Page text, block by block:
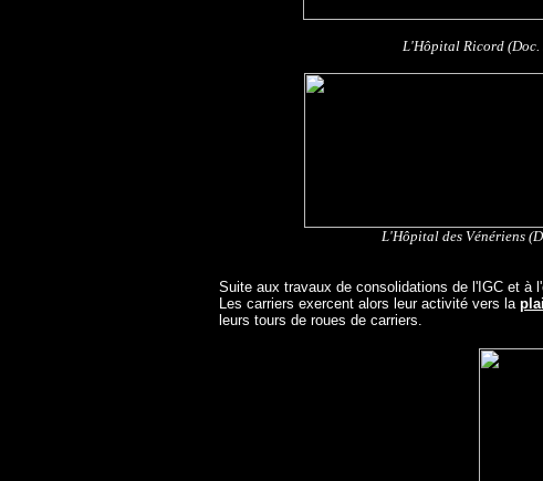
L'Hôpital Ricord (Doc.
L'Hôpital des Vénériens
Suite aux travaux de consolidations de l'IGC et à
Les carriers exercent alors leur activité vers la
leurs tours de roues de carriers.